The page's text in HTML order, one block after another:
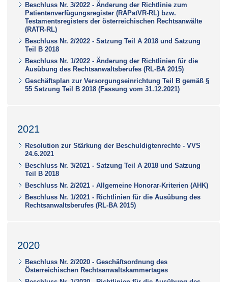
Beschluss Nr. 3/2022 - Änderung der Richtlinie zum
Patientenverfügungsregister (RAPatVR-RL) bzw.
Testamentsregisters der österreichischen Rechtsanwälte
(RATR-RL)
Beschluss Nr. 2/2022 - Satzung Teil A 2018 und Satzung
Teil B 2018
Beschluss Nr. 1/2022 - Änderung der Richtlinien für die
Ausübung des Rechtsanwaltsberufes (RL-BA 2015)
Geschäftsplan zur Versorgungseinrichtung Teil B gemäß §
55 Satzung Teil B 2018 (Fassung vom 31.12.2021)
2021
Resolution zur Stärkung der Beschuldigtenrechte - VVS
24.6.2021
Beschluss Nr. 3/2021 - Satzung Teil A 2018 und Satzung
Teil B 2018
Beschluss Nr. 2/2021 - Allgemeine Honorar-Kriterien (AHK)
Beschluss Nr. 1/2021 - Richtlinien für die Ausübung des
Rechtsanwaltsberufes (RL-BA 2015)
2020
Beschluss Nr. 2/2020 - Geschäftsordnung des
Österreichischen Rechtsanwaltskammertages